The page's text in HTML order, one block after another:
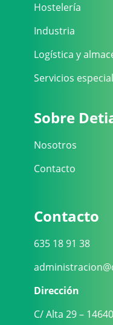
Hostelería
Industria
Logística y
Servicios
Sobre
Nosotros
Contacto
Contacto
635 18 91 38
Dirección
C/ Alta 29 –